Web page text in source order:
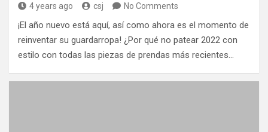
4 years ago csj No Comments
¡El año nuevo está aquí, así como ahora es el momento de
reinventar su guardarropa! ¿Por qué no patear 2022 con
estilo con todas las piezas de prendas más recientes…